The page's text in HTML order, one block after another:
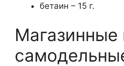
бетаин – 15 г.
Магазинные